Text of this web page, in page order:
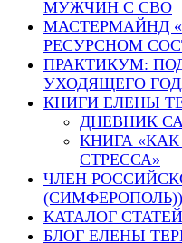
МУЖЧИН С СВО
МАСТЕРМАЙНД
РЕСУРСНОМ
ПРАКТИКУМ:
УХОДЯЩЕГО
КНИГИ ЕЛЕНЫ
ДНЕВНИК
КНИГА
СТРЕССА»
ЧЛЕН
(СИМФЕРОПОЛЬ))
КАТАЛОГ СТАТЕЙ
БЛОГ ЕЛЕНЫ